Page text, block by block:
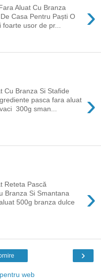
›
Aluat Cu Branza
Casa Pentru Paști O
usor de pr...
›
Cu Branza Si Stafide
pasca fara aluat
300g sman...
›
Reteta Pască
Branza Si Smantana
500g branza dulce
›
web